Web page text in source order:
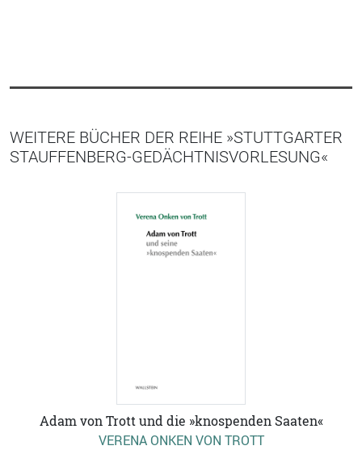
WEITERE BÜCHER DER REIHE »STUTTGARTER
STAUFFENBERG-GEDÄCHTNISVORLESUNG«
Adam von Trott und die »knospenden Saaten«
VERENA ONKEN VON TROTT